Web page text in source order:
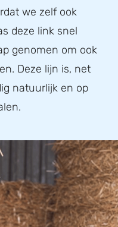
we zelf ook
deze link snel
genomen om ook
Deze lijn is, net
natuurlijk en op